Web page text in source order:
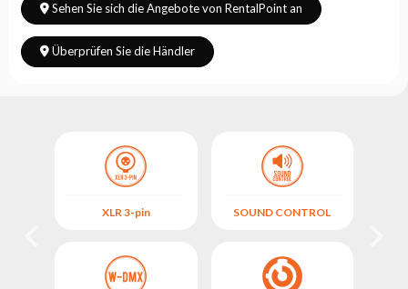
Sehen Sie sich die Angebote von RentalPoint an
Überprüfen Sie die Händler
XLR 3-pin SOUND CONTROL